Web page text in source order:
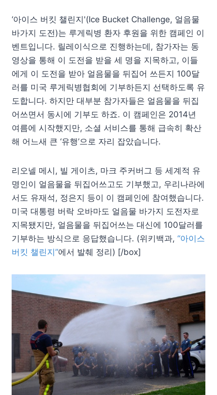
‘아이스 버킷 챌린지'(Ice Bucket Challenge, 얼음물
바가지 도전)는 루게릭병 환자 후원을 위한 캠페인 이
벤트입니다. 릴레이식으로 진행하는데, 참가자는 동
영상을 통해 이 도전을 받을 세 명을 지목하고, 이들
에게 이 도전을 받아 얼음물을 뒤집어 쓰든지 100달
러를 미국 루게릭병협회에 기부하든지 선택하도록 유
도합니다. 하지만 대부분 참가자들은 얼음물을 뒤집
어쓰면서 동시에 기부도 하죠. 이 캠페인은 2014년
여름에 시작했지만, 소셜 서비스를 통해 급속히 확산
해 어느새 큰 ‘유행’으로 자리 잡았습니다.
리오넬 메시, 빌 게이츠, 마크 주커버그 등 세계적 유
명인이 얼음물을 뒤집어쓰고도 기부했고, 우리나라에
서도 유재석, 정은지 등이 이 캠페인에 참여했습니다.
미국 대통령 버락 오바마도 얼음물 바가지 도전자로
지목됐지만, 얼음물을 뒤집어쓰는 대신에 100달러를
기부하는 방식으로 응답했습니다. (위키백과, “아이스
버킷 챌린지”에서 발췌 정리) [/box]